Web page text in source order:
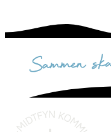
sammen skaber vi det